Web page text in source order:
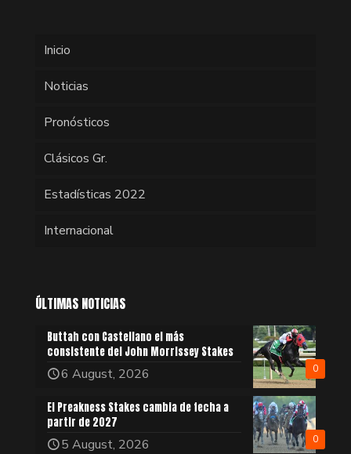
Inicio
Noticias
Pronósticos
Clásicos Gr.
Estadísticas 2022
Internacional
ÚLTIMAS NOTICIAS
0
Buttah con Castellano el más
consistente del John Morrissey Stakes
6 August, 2026
0
El Preakness Stakes cambia de fecha a
partir de 2027
5 August, 2026